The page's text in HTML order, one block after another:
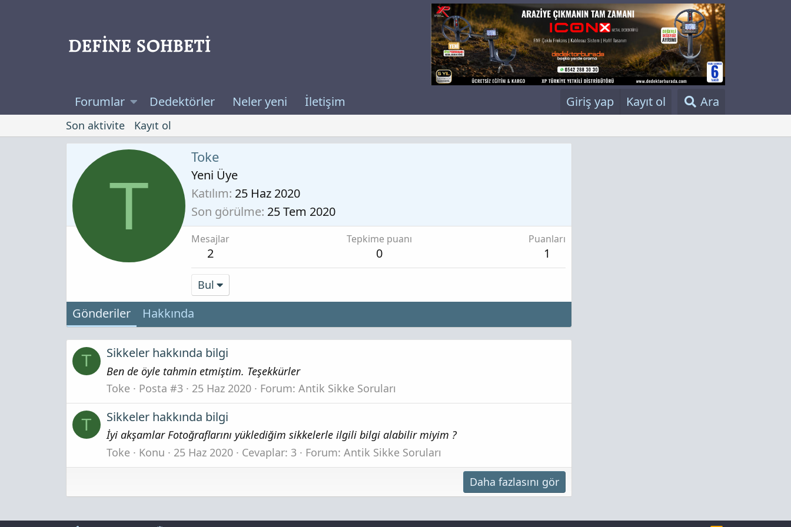
Forumlar Dedektörler Neler yeni İletişim Giriş yap Kayıt ol Ara
Son aktivite Kayıt ol
T
Toke
Yeni Üye
Katılım 25 Haz 2020
Son görülme 25 Tem 2020
Mesajlar
2
Tepkime puanı
0
Puanları
1
Bul
Gönderiler Hakkında
T Sikkeler hakkında bilgi
Ben de öyle tahmin etmiştim. Teşekkürler
Toke
Posta #3 25 Haz 2020 Forum: Antik Sikke Soruları
T Sikkeler hakkında bilgi
İyi akşamlar Fotoğraflarını yüklediğim sikkelerle ilgili bilgi alabilir miyim ?
Toke
Konu 25 Haz 2020 Cevaplar: 3 Forum: Antik Sikke Soruları
Daha fazlasını gör